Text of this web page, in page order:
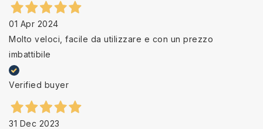
01 Apr 2024
Molto veloci, facile da utilizzare e con un prezzo
imbattibile
Verified buyer
31 Dec 2023